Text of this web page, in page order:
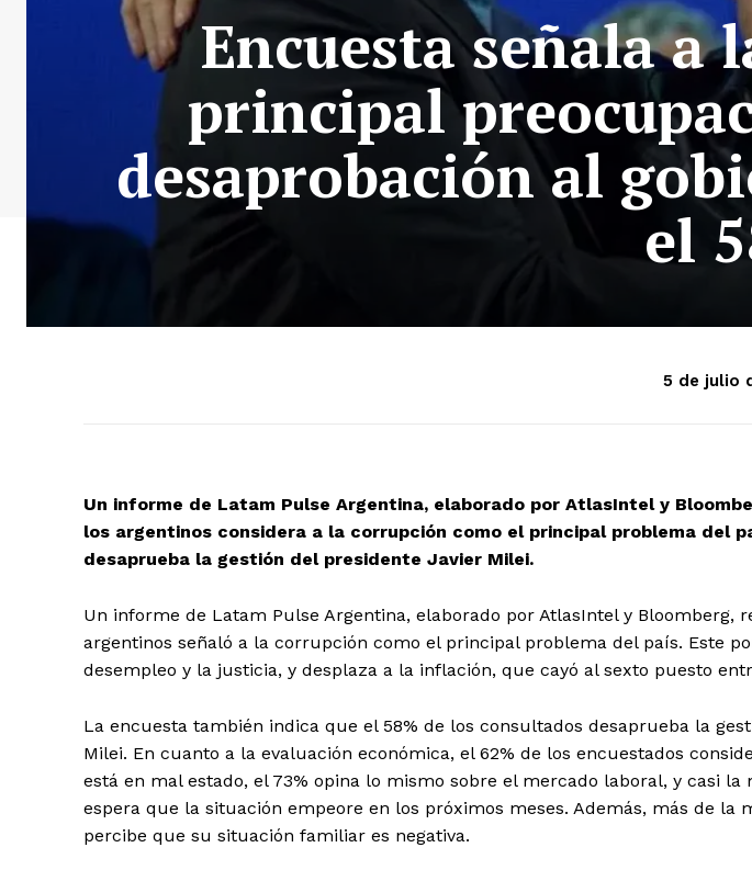
Encuesta señala a
principal
desaprobación al
el
5 de julio
Un informe de Latam Pulse Argentina, elaborado por AtlasIntel y
los argentinos considera a la corrupción como el principal problema del
desaprueba la gestión del presidente Javier Milei.
Un informe de Latam Pulse Argentina, elaborado por AtlasIntel y Bloomberg,
argentinos señaló a la corrupción como el principal problema del país. Este
desempleo y la justicia, y desplaza a la inflación, que cayó al sexto puesto
La encuesta también indica que el 58% de los consultados desaprueba la
Milei. En cuanto a la evaluación económica, el 62% de los encuestados
está en mal estado, el 73% opina lo mismo sobre el mercado laboral, y casi
espera que la situación empeore en los próximos meses. Además, más de la
percibe que su situación familiar es negativa.